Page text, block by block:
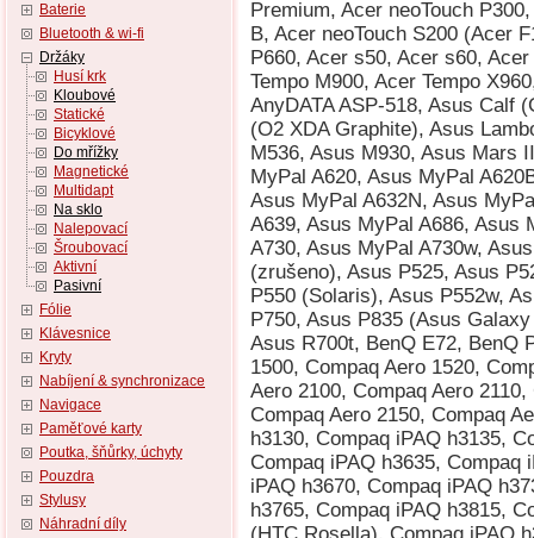
Baterie
Bluetooth & wi-fi
Držáky
Husí krk
Kloubové
Statické
Bicyklové
Do mřížky
Magnetické
Multidapt
Na sklo
Nalepovací
Šroubovací
Aktivní
Pasivní
Fólie
Klávesnice
Kryty
Nabíjení & synchronizace
Navigace
Paměťové karty
Poutka, šňůrky, úchyty
Pouzdra
Stylusy
Náhradní díly